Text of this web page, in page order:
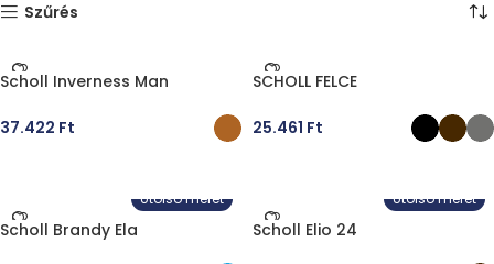
Szűrés
Scholl Inverness Man
37.422 Ft
SCHOLL FELCE
25.461 Ft
Utolsó méret
Scholl Brandy Ela
Utolsó méret
Scholl Elio 24